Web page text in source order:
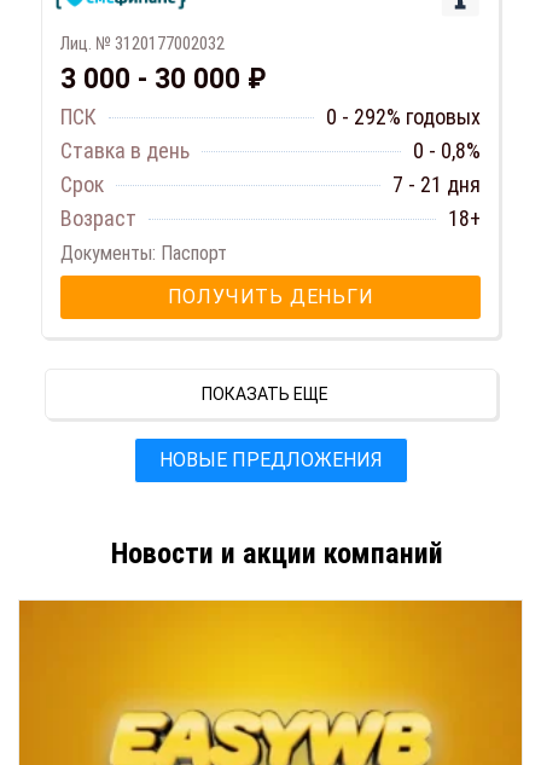
Лиц. № 3120177002032
3 000 - 30 000 ₽
ПСК
0 - 292% годовых
Ставка в день
0 - 0,8%
Срок
7 - 21 дня
Возраст
18+
Документы: Паспорт
ПОЛУЧИТЬ ДЕНЬГИ
ПОКАЗАТЬ ЕЩЕ
НОВЫЕ ПРЕДЛОЖЕНИЯ
Новости и акции компаний